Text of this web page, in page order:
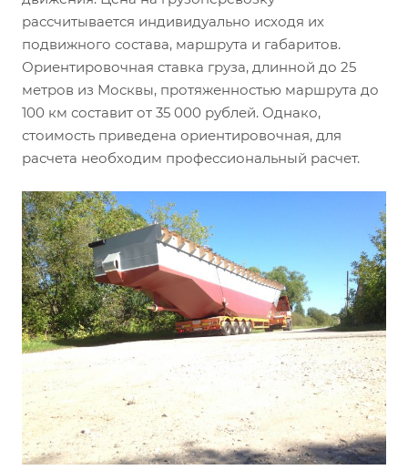
рассчитывается индивидуально исходя их
подвижного состава, маршрута и габаритов.
Ориентировочная ставка груза, длинной до 25
метров из Москвы, протяженностью маршрута до
100 км составит от 35 000 рублей. Однако,
стоимость приведена ориентировочная, для
расчета необходим профессиональный расчет.